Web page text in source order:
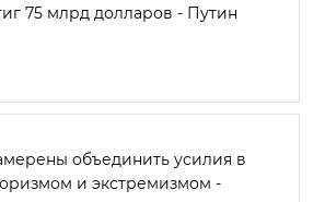
75 млрд долларов - Путин
объединить усилия в
и экстремизмом -